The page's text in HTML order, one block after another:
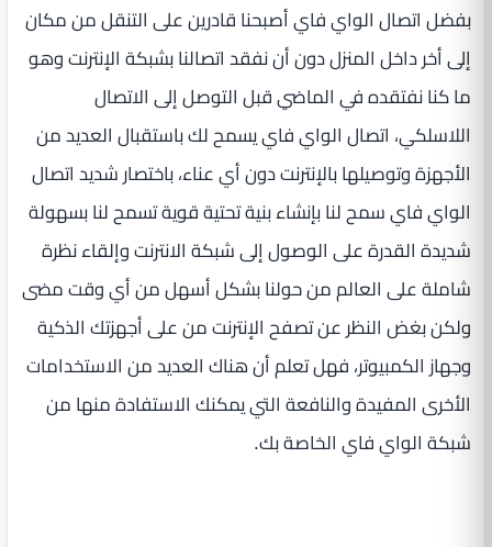
بفضل اتصال الواي فاي أصبحنا قادرين على التنقل من مكان
إلى أخر داخل المنزل دون أن نفقد اتصالنا بشبكة الإنترنت وهو
ما كنا نفتقده في الماضي قبل التوصل إلى الاتصال
اللاسلكي، اتصال الواي فاي يسمح لك باستقبال العديد من
الأجهزة وتوصيلها بالإنترنت دون أي عناء، باختصار شديد اتصال
الواي فاي سمح لنا بإنشاء بنية تحتية قوية تسمح لنا بسهولة
شديدة القدرة على الوصول إلى شبكة الانترنت وإلقاء نظرة
شاملة على العالم من حولنا بشكل أسهل من أي وقت مضى
ولكن بغض النظر عن تصفح الإنترنت من على أجهزتك الذكية
وجهاز الكمبيوتر، فهل تعلم أن هناك العديد من الاستخدامات
الأخرى المفيدة والنافعة التي يمكنك الاستفادة منها من
شبكة الواي فاي الخاصة بك.